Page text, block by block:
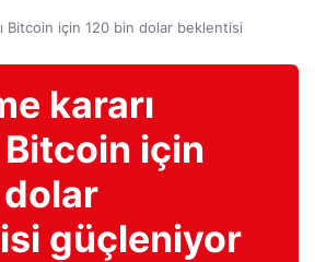
Bitcoin için 120 bin dolar beklentisi
kararı
Bitcoin için
güçleniyor